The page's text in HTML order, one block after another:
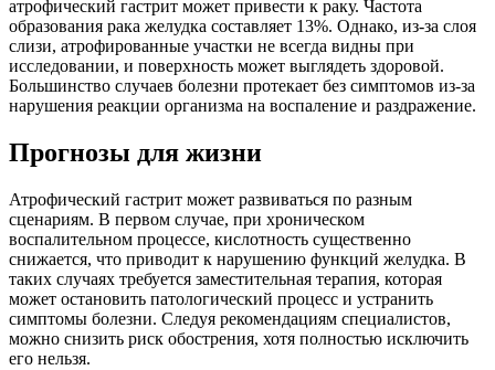
атрофический гастрит может привести к раку. Частота
образования рака желудка составляет 13%. Однако, из-за слоя
слизи, атрофированные участки не всегда видны при
исследовании, и поверхность может выглядеть здоровой.
Большинство случаев болезни протекает без симптомов из-за
нарушения реакции организма на воспаление и раздражение.
Прогнозы для жизни
Атрофический гастрит может развиваться по разным
сценариям. В первом случае, при хроническом
воспалительном процессе, кислотность существенно
снижается, что приводит к нарушению функций желудка. В
таких случаях требуется заместительная терапия, которая
может остановить патологический процесс и устранить
симптомы болезни. Следуя рекомендациям специалистов,
можно снизить риск обострения, хотя полностью исключить
его нельзя.